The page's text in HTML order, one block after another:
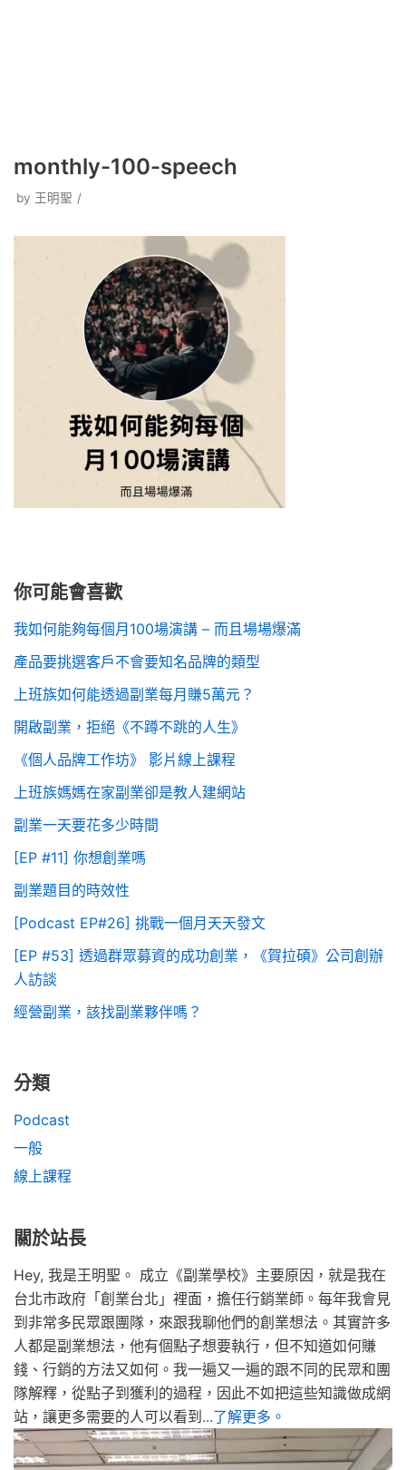
monthly-100-speech
by 王明聖
你可能會喜歡
我如何能夠每個月100場演講 – 而且場場爆滿
產品要挑選客戶不會要知名品牌的類型
上班族如何能透過副業每月賺5萬元？
開啟副業，拒絕《不蹲不跳的人生》
《個人品牌工作坊》 影片線上課程
上班族媽媽在家副業卻是教人建網站
副業一天要花多少時間
[EP #11] 你想創業嗎
副業題目的時效性
[Podcast EP#26] 挑戰一個月天天發文
[EP #53] 透過群眾募資的成功創業，《賀拉碩》公司創辦
人訪談
經營副業，該找副業夥伴嗎？
分類
Podcast
一般
線上課程
關於站長
Hey, 我是王明聖。 成立《副業學校》主要原因，就是我在
台北市政府「創業台北」裡面，擔任行銷業師。每年我會見
到非常多民眾跟團隊，來跟我聊他們的創業想法。其實許多
人都是副業想法，他有個點子想要執行，但不知道如何賺
錢、行銷的方法又如何。我一遍又一遍的跟不同的民眾和團
隊解釋，從點子到獲利的過程，因此不如把這些知識做成網
站，讓更多需要的人可以看到 ...了解更多。